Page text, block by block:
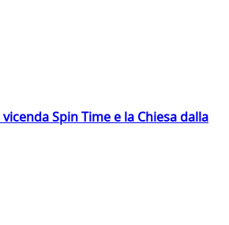
Spin Time e la Chiesa dalla